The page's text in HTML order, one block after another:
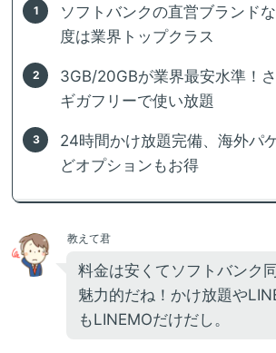
ソフトバンクの直営ブランド
度は業界トップクラス
3GB/20GBが業界最安水準！
ギガフリーで使い放題
24時間かけ放題完備、海外パ
どオプションもお得
教えて君
料金は安くてソフトバンク
魅力的だね！かけ放題や
もLINEMOだけだし。